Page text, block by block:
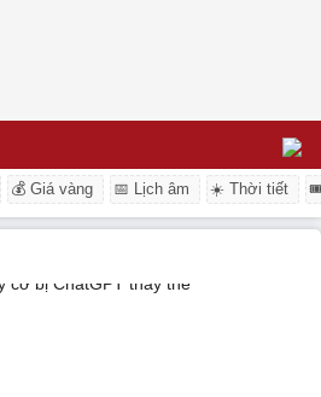
💰 Giá vàng 📅 Lịch âm ☀️ Thời tiết